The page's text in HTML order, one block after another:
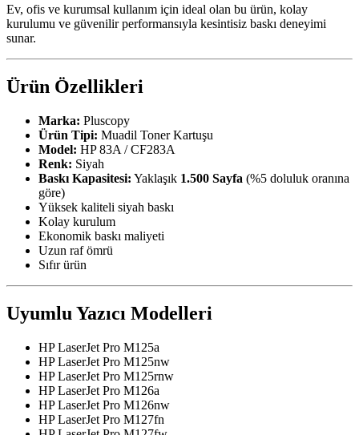
Ev, ofis ve kurumsal kullanım için ideal olan bu ürün, kolay
kurulumu ve güvenilir performansıyla kesintisiz baskı deneyimi
sunar.
Ürün Özellikleri
Marka: Pluscopy
Ürün Tipi: Muadil Toner Kartuşu
Model: HP 83A / CF283A
Renk: Siyah
Baskı Kapasitesi: Yaklaşık 1.500 Sayfa (%5 doluluk oranına
göre)
Yüksek kaliteli siyah baskı
Kolay kurulum
Ekonomik baskı maliyeti
Uzun raf ömrü
Sıfır ürün
Uyumlu Yazıcı Modelleri
HP LaserJet Pro M125a
HP LaserJet Pro M125nw
HP LaserJet Pro M125rnw
HP LaserJet Pro M126a
HP LaserJet Pro M126nw
HP LaserJet Pro M127fn